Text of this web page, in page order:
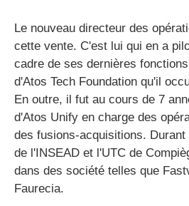
Le nouveau directeur des
cette vente. C'est lui qui en a
cadre de ses dernières
d'Atos Tech Foundation qu'il
En outre, il fut au cours de 7
d'Atos Unify en charge des
des fusions-acquisitions.
de l'INSEAD et l'UTC de
dans des société telles que
Faurecia.